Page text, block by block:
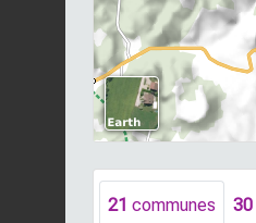
21 communes 30